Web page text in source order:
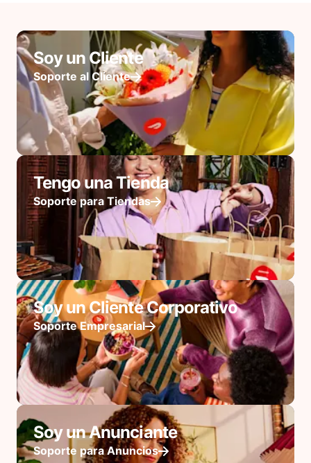
Soy un Cliente
Soporte al Cliente
Tengo una Tienda
Soporte para Tiendas
Soy un Cliente Corporativo
Soporte Empresarial
Soy un Anunciante
Soporte para Anuncios